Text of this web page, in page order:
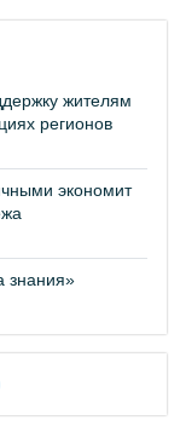
жителям
регионов
экономит
знания»